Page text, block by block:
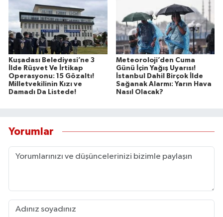
Kuşadası Belediyesi’ne 3
İlde Rüşvet Ve İrtikap
Operasyonu: 15 Gözaltı!
Milletvekilinin Kızı ve
Damadı Da Listede!
Meteoroloji’den Cuma
Günü İçin Yağış Uyarısı!
İstanbul Dahil Birçok İlde
Sağanak Alarmı: Yarın Hava
Nasıl Olacak?
Yorumlar